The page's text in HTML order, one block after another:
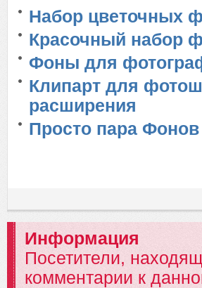
Набор цветочных
Красочный набор
Фоны для
Клипарт для
расширения
Просто пара Фонов
Информация
Посетители,
комментарии к